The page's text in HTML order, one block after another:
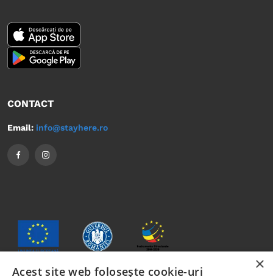
CONTACT
Email: info@stayhere.ro
×
Acest site web folosește cookie-uri